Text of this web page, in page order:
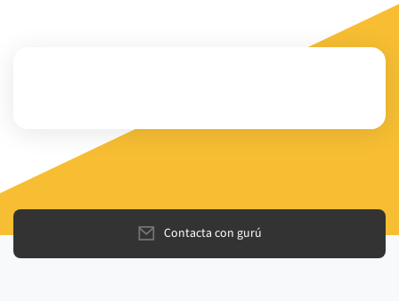
Contacta con gurú